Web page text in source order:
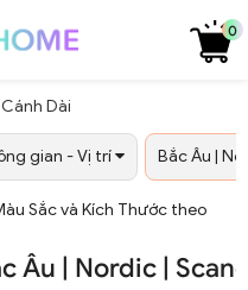
0
Dài
gian - Vị trí Bắc Âu |
Sắc và Kích Thước theo
Âu | Nordic |